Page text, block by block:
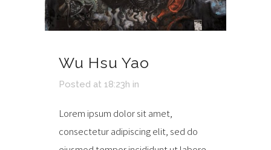
Wu Hsu Yao
Posted at 18:23h in
Lorem ipsum dolor sit amet,
consectetur adipiscing elit, sed do